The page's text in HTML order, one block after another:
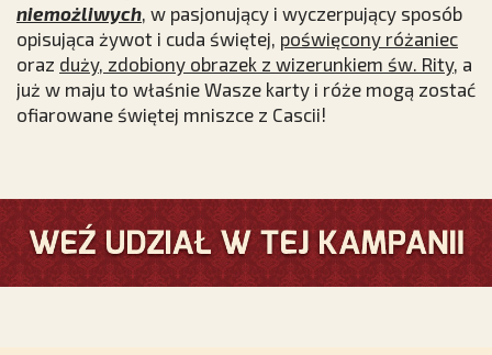
niemożliwych , w pasjonujący i wyczerpujący sposób
opisująca żywot i cuda świętej, poświęcony różaniec
oraz duży, zdobiony obrazek z wizerunkiem św. Rity, a
już w maju to właśnie Wasze karty i róże mogą zostać
ofiarowane świętej mniszce z Cascii!